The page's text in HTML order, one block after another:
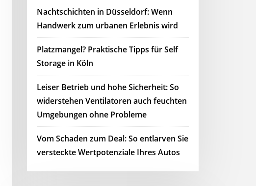
Nachtschichten in Düsseldorf: Wenn
Handwerk zum urbanen Erlebnis wird
Platzmangel? Praktische Tipps für Self
Storage in Köln
Leiser Betrieb und hohe Sicherheit: So
widerstehen Ventilatoren auch feuchten
Umgebungen ohne Probleme
Vom Schaden zum Deal: So entlarven Sie
versteckte Wertpotenziale Ihres Autos